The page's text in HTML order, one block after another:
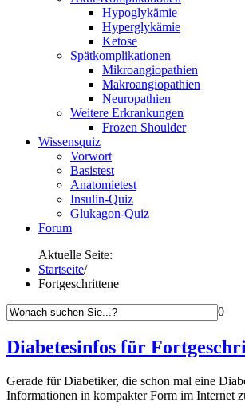
Hypoglykämie
Hyperglykämie
Ketose
Spätkomplikationen
Mikroangiopathien
Makroangiopathien
Neuropathien
Weitere Erkrankungen
Frozen Shoulder
Wissensquiz
Vorwort
Basistest
Anatomietest
Insulin-Quiz
Glukagon-Quiz
Forum
Aktuelle Seite:
Startseite/
Fortgeschrittene
0
Diabetesinfos für
Gerade für Diabetiker, die schon mal eine
Informationen in kompakter Form im Internet